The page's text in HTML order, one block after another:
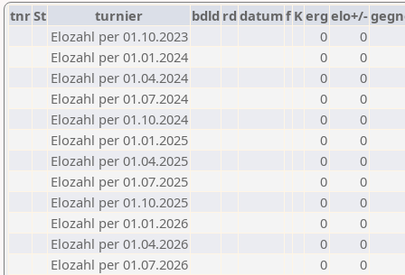
tnrSt turnier bdld rd datumf Kerg elo+/-
Elozahl per 01.10.2023
0
0
Elozahl per 01.01.2024
0
0
Elozahl per 01.04.2024
0
0
Elozahl per 01.07.2024
0
0
Elozahl per 01.10.2024
0
0
Elozahl per 01.01.2025
0
0
Elozahl per 01.04.2025
0
0
Elozahl per 01.07.2025
0
0
Elozahl per 01.10.2025
0
0
Elozahl per 01.01.2026
0
0
Elozahl per 01.04.2026
0
0
Elozahl per 01.07.2026
0
0